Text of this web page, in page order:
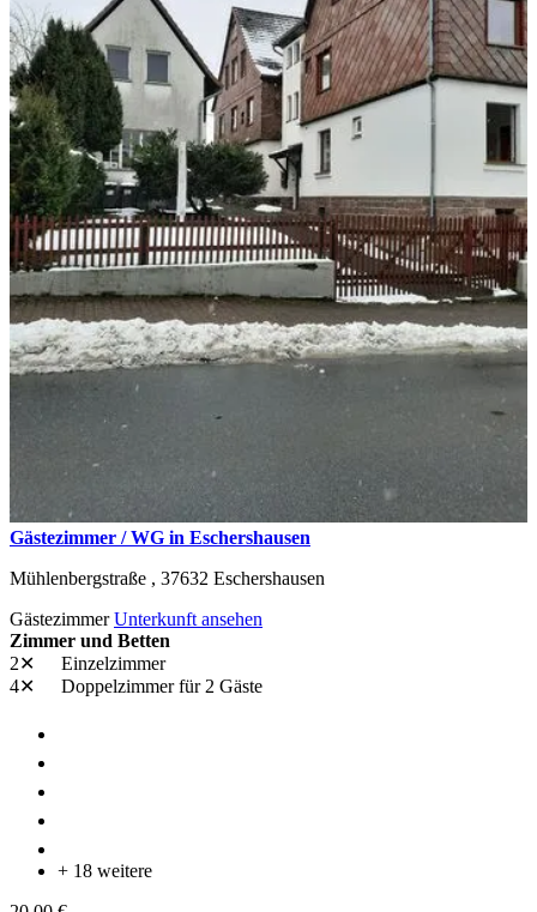
Gästezimmer / WG in Eschershausen
Mühlenbergstraße , 37632 Eschershausen
GästezimmerUnterkunft ansehen
Zimmer und Betten
2✕
Einzelzimmer
4✕
Doppelzimmerfür 2 Gäste
+ 18 weitere